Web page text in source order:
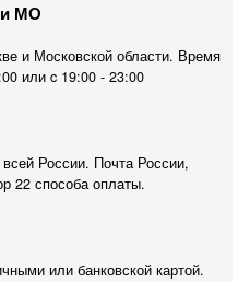
и МО
и Московской области. Время
или c 19:00 - 23:00
России. Почта России,
22 способа оплаты.
или банковской картой.